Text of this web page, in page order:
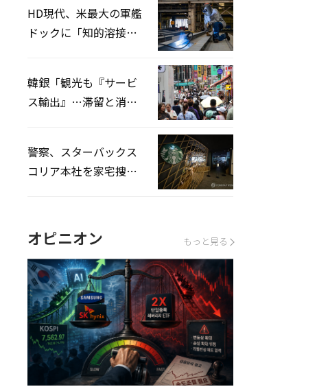
HD現代、米最大の軍艦
ドックに「知的溶接」
韓銀「観光も『サービ
ス輸出』…滞留と消費
警察、スターバックス
コリア本社を家宅捜
オピニオン もっと見る